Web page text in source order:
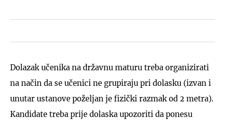
Dolazak učenika na državnu maturu treba organizirati
na način da se učenici ne grupiraju pri dolasku (izvan i
unutar ustanove poželjan je fizički razmak od 2 metra).
Kandidate treba prije dolaska upozoriti da ponesu